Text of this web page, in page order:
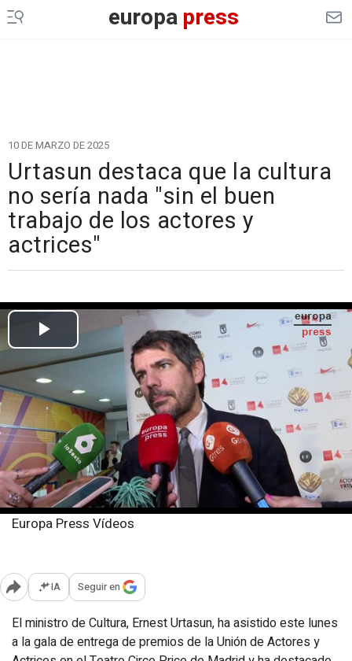
europapress
10 DE MARZO DE 2025
Urtasun destaca que la cultura
no sería nada "sin el buen
trabajo de los actores y
actrices"
Europa Press Vídeos
Abrir opciones para compartir
IA Seguir en
El ministro de Cultura, Ernest Urtasun, ha asistido este lunes
a la gala de entrega de premios de la Unión de Actores y